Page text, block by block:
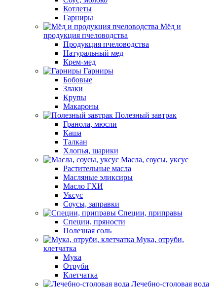
Котлеты
Гарниры
Мёд и
продукция пчеловодства
Продукция пчеловодства
Натуральный мед
Крем-мед
Гарниры
Бобовые
Злаки
Крупы
Макароны
Полезный завтрак
Гранола, мюсли
Каша
Талкан
Хлопья, шарики
Масла, соусы, уксус
Растительные масла
Масляные эликсиры
Масло ГХИ
Уксус
Соусы, заправки
Специи, приправы
Специи, пряности
Полезная соль
Мука, отруби,
клетчатка
Мука
Отруби
Клетчатка
Лечебно-столовая вода